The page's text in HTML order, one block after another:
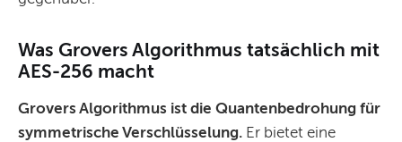
Was Grovers Algorithmus tatsächlich mit
AES-256 macht
Grovers Algorithmus ist die Quantenbedrohung für
symmetrische Verschlüsselung. Er bietet eine